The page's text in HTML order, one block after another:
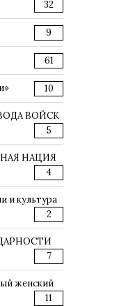
32
9
61
10
ВОЙСК
5
НАЦИЯ
4
и культура
2
7
женский
11